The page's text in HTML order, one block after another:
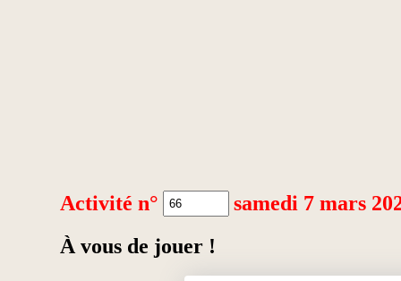
Activité n°
samedi 7 mars
À vous de jouer !